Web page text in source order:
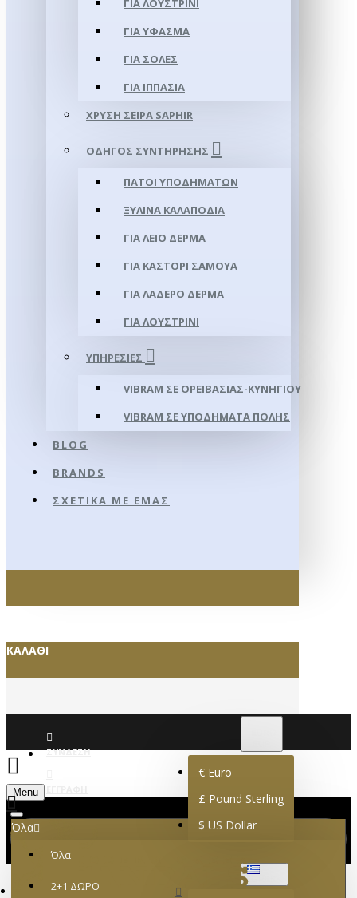
ΓΙΑ ΛΟΥΣΤΡΊΝΙ
ΓΙΑ ΥΦΑΣΜΑ
ΓΙΑ ΣΌΛΕΣ
ΓΙΑ ΙΠΠΑΣΊΑ
ΧΡΥΣΉ ΣΕΙΡΆ SAPHIR
ΟΔΗΓΌΣ ΣΥΝΤΉΡΗΣΗΣ
ΠΆΤΟΙ ΥΠΟΔΗΜΆΤΩΝ
ΞΎΛΙΝΑ ΚΑΛΑΠΌΔΙΑ
ΓΙΑ ΛΕΊΟ ΔΈΡΜΑ
ΓΙΑ ΚΑΣΤΌΡΙ ΣΑΜΟΎΑ
ΓΙΑ ΛΑΔΕΡΌ ΔΈΡΜΑ
ΓΙΑ ΛΟΥΣΤΡΊΝΙ
ΥΠΗΡΕΣΊΕΣ
VIBRAM ΣΕ ΟΡΕΙΒΑΣΊΑΣ-ΚΥΝΗΓΊΟΥ
VIBRAM ΣΕ ΥΠΟΔΉΜΑΤΑ ΠΌΛΗΣ
BLOG
BRANDS
ΣΧΕΤΙΚΆ ΜΕ ΕΜΆΣ
ΚΑΛΆΘΙ
ΣΎΝΔΕΣΗ
€ Euro
£ Pound Sterling
$ US Dollar
Menu
Όλα
Όλα
2+1 ΔΩΡΟ